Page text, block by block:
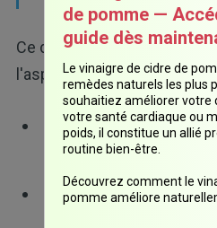
Ce document souligne
l'aspirine :
Elle protège les souris
mortelle par le virus de
Elle agit comme un
de pomme —
guide dès
Le vinaigre de cidre de
remèdes naturels les plus
souhaitiez améliorer votre
votre santé cardiaque ou
poids, il constitue un allié
routine bien-être.
Découvrez comment le
pomme améliore